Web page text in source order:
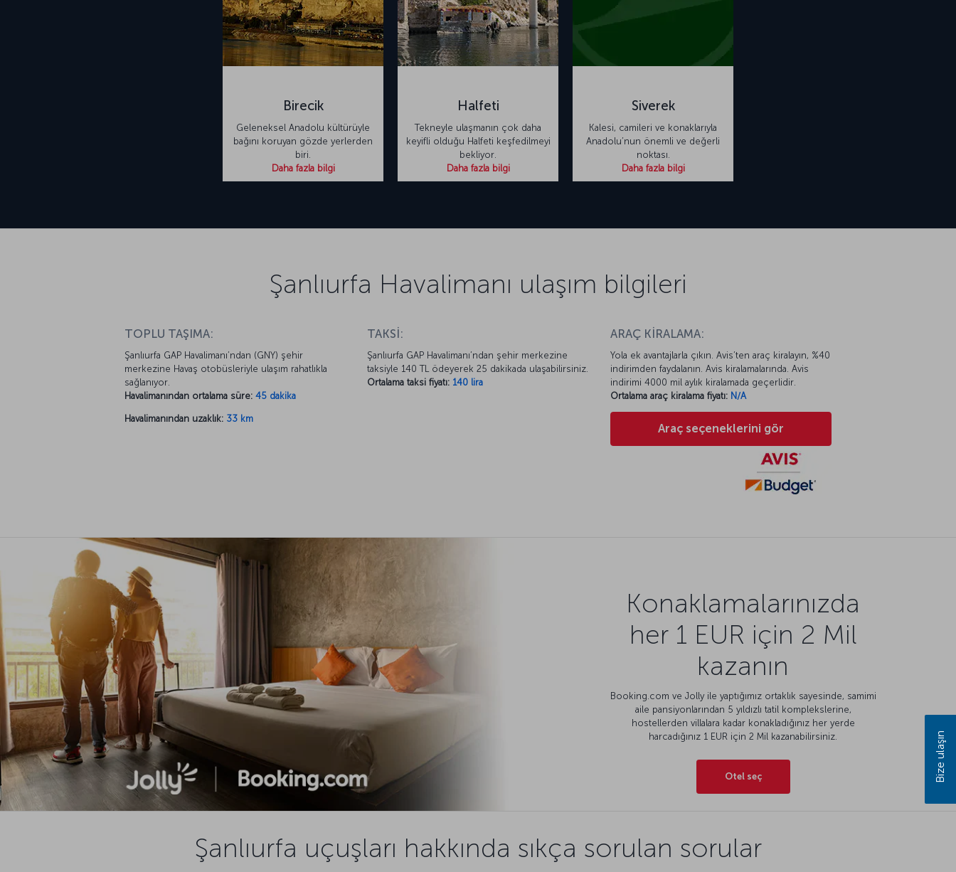
Birecik
Geleneksel Anadolu kültürüyle
bağını koruyan gözde yerlerden
biri.
Daha fazla bilgi
Halfeti
Tekneyle ulaşmanın çok daha
keyifli olduğu Halfeti keşfedilmeyi
bekliyor.
Daha fazla bilgi
Siverek
Kalesi, camileri ve konaklarıyla
Anadolu’nun önemli ve değerli
noktası.
Daha fazla bilgi
Şanlıurfa Havalimanı ulaşım bilgileri
TOPLU TAŞIMA:
Şanlıurfa GAP Havalimanı’ndan (GNY) şehir
merkezine Havaş otobüsleriyle ulaşım rahatlıkla
sağlanıyor.
Havalimanından ortalama süre: 45 dakika
Havalimanından uzaklık: 33 km
TAKSİ:
Şanlıurfa GAP Havalimanı’ndan şehir merkezine
taksiyle 140 TL ödeyerek 25 dakikada ulaşabilirsiniz.
Ortalama taksi fiyatı: 140 lira
ARAÇ KİRALAMA:
Yola ek avantajlarla çıkın. Avis’ten araç kiralayın, %40
indirimden faydalanın. Avis kiralamalarında. Avis
indirimi 4000 mil aylık kiralamada geçerlidir.
Ortalama araç kiralama fiyatı: N/A
Araç seçeneklerini gör
Konaklamalarınızda
her 1 EUR için 2 Mil
kazanın
Booking.com ve Jolly ile yaptığımız ortaklık sayesinde, samimi
aile pansiyonlarından 5 yıldızlı tatil komplekslerine,
hostellerden villalara kadar konakladığınız her yerde
harcadığınız 1 EUR için 2 Mil kazanabilirsiniz.
Otel seç
Şanlıurfa uçuşları hakkında sıkça sorulan sorular
Bize ulaşın